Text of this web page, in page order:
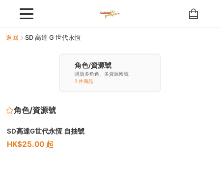
返回 SD 高達 G 世代永恆
角色/資源號
購買多角色、多資源帳號
1 件商品
角色/資源號
SD高達G世代永恆 自抽號
HK$25.00 起